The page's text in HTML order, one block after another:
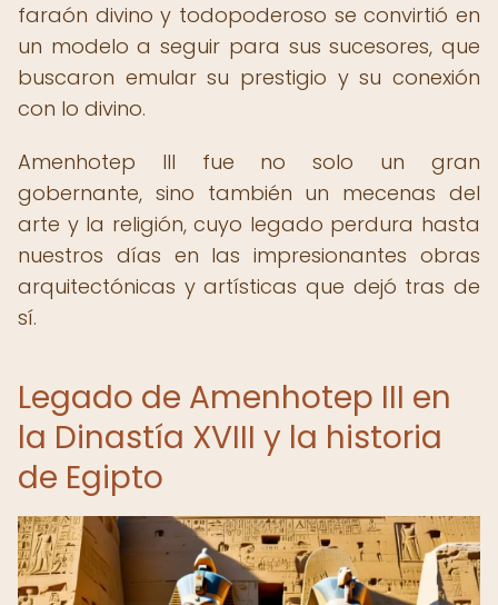
faraón divino y todopoderoso se convirtió en
un modelo a seguir para sus sucesores, que
buscaron emular su prestigio y su conexión
con lo divino.
Amenhotep III fue no solo un gran
gobernante, sino también un mecenas del
arte y la religión, cuyo legado perdura hasta
nuestros días en las impresionantes obras
arquitectónicas y artísticas que dejó tras de
sí.
Legado de Amenhotep III en
la Dinastía XVIII y la historia
de Egipto